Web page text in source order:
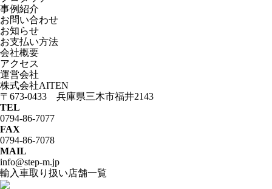
事例紹介
お問い合わせ
お知らせ
お支払い方法
会社概要
アクセス
運営会社
株式会社AITEN
〒673-0433 兵庫県三木市福井2143
TEL
0794-86-7077
FAX
0794-86-7078
MAIL
info@step-m.jp
輸入車取り扱い店舗一覧